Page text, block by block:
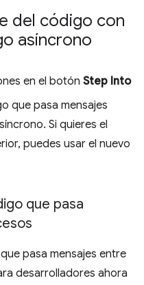
del código con
asíncrono
en el botón Step Into
que pasa mensajes
Si quieres el
puedes usar el nuevo
que pasa
pasa mensajes entre
desarrolladores ahora